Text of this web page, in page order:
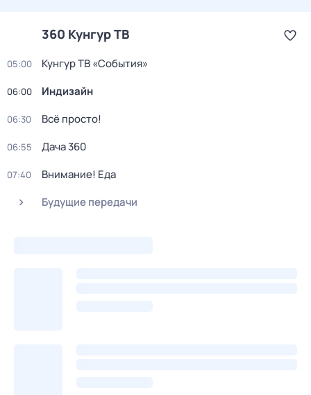
360 Кунгур ТВ
05:00 Кунгур ТВ «События»
06:00 Индизайн
06:30 Всё просто!
06:55 Дача 360
07:40
Внимание! Еда
Будущие передачи